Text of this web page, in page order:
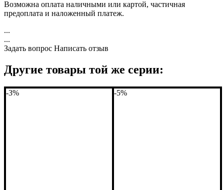
Возможна оплата наличными или картой, частичная
предоплата и наложенный платеж.
...
...
Задать вопрос Написать отзыв
Другие товары той же серии:
-3% -5%